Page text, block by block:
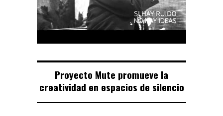
Proyecto Mute promueve la
creatividad en espacios de silencio